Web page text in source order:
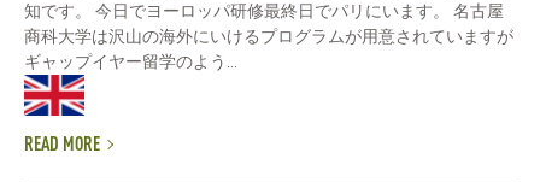
知です。 今日でヨーロッパ研修最終日でパリにいます。 名古屋
商科大学は沢山の海外にいけるプログラムが用意されていますが
ギャップイヤー留学のよう...
READ MORE